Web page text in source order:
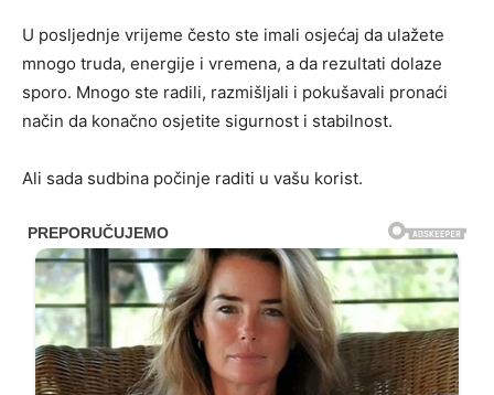
U posljednje vrijeme često ste imali osjećaj da ulažete
mnogo truda, energije i vremena, a da rezultati dolaze
sporo. Mnogo ste radili, razmišljali i pokušavali pronaći
način da konačno osjetite sigurnost i stabilnost.
Ali sada sudbina počinje raditi u vašu korist.